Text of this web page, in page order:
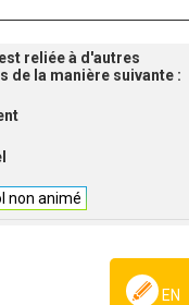
reliée à d'autres
de la manière suivante :
non animé
EN